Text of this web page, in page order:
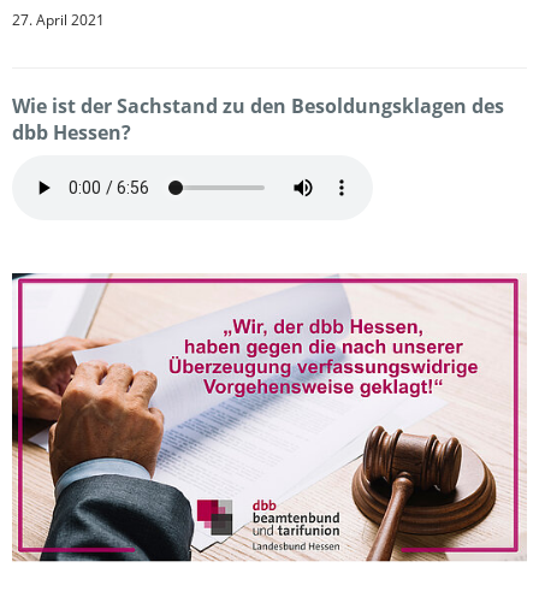
27. April 2021
Wie ist der Sachstand zu den Besoldungsklagen des
dbb Hessen?